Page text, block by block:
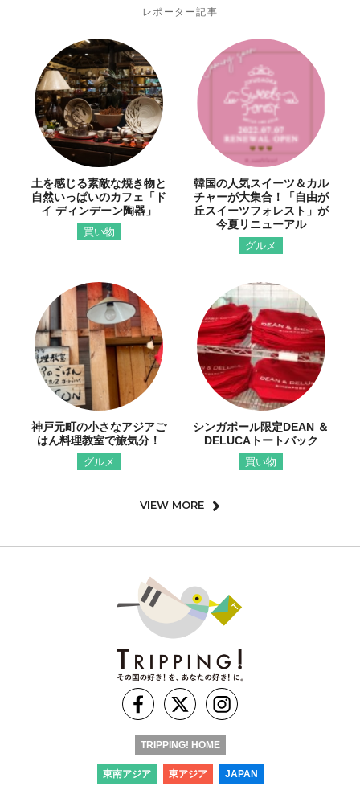
レポーター記事
土を感じる素敵な焼き物と
自然いっぱいのカフェ「ド
イ ディンデーン陶器」
買い物
韓国の人気スイーツ＆カル
チャーが大集合！「自由が
丘スイーツフォレスト」が
今夏リニューアル
グルメ
神戸元町の小さなアジアご
はん料理教室で旅気分！
グルメ
シンガポール限定DEAN ＆
DELUCAトートバック
買い物
VIEW MORE
TRIPPING! HOME
東南アジア 東アジア JAPAN